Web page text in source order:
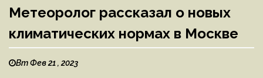
Метеоролог рассказал о новых
климатических нормах в Москве
Вт Фев 21 , 2023